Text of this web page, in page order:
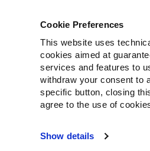
Cookie Preferences
This website uses
cookies aimed at
services and features to
withdraw your consent to
specific button, closing
agree to the use of
Show details
Productos
or region to see content